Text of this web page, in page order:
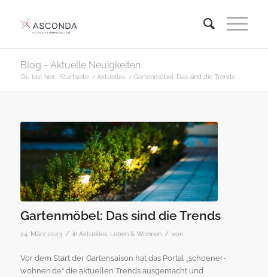
Blog - Aktuelle Neuigkeiten
Du bist hier: Startseite / Aktuelles / Gartenmöbel: Das sind die Trends
Gartenmöbel: Das sind die Trends
24. März 2023 / in Aktuelles, Leben & Wohnen / von
Vor dem Start der Gartensaison hat das Portal „schoener-
wohnen.de“ die aktuellen Trends ausgemacht und